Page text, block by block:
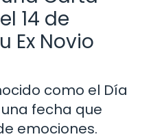
14 de
Ex Novio
como el Día
fecha que
emociones.